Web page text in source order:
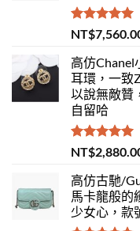
評分 5.00
滿分 5
NT$
高仿Chanel
耳環，一致
以說無敵贊
自留哈
評分 5.00
滿分 5
NT$
高仿古馳/
馬卡龍般的
少女心，款